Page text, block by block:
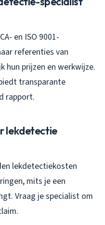
en ISO 9001-
referenties van
hun prijzen en werkwijze.
transparante
rapport.
lekdetectie
lekdetectiekosten
mits je een
Vraag je specialist om